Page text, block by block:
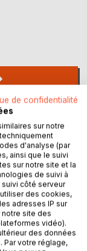
de confidentialité
sur notre
d'analyse (par
ainsi que le suivi
sur notre site et la
de suivi à
côté serveur
des cookies,
adresses IP sur
site des
vidéo).
des données
Par votre réglage,